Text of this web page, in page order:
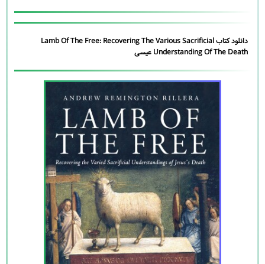
دانلود کتاب Lamb Of The Free: Recovering The Various Sacrificial
Understanding Of The Death عیسی